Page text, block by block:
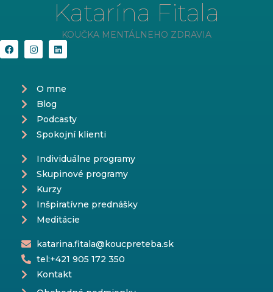
Katarína Fitala
KOUČKA MENTÁLNEHO ZDRAVIA
F
a
c
I
n
s
g
a
m
L
i
n
d
O mne
Blog
Podcasty
Spokojní klienti
Individuálne programy
Skupinové programy
Kurzy
Inšpiratívne prednášky
Meditácie
katarina.fitala@koucpreteba.sk
tel:+421 905 172 350
Kontakt